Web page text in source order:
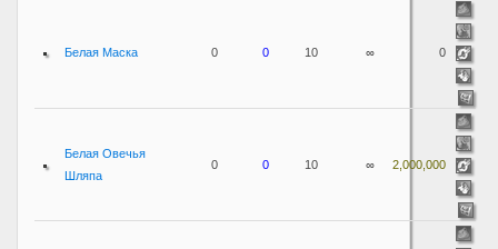
Белая Маска 0 0 10 ∞ 0
Белая Овечья
Шляпа
0 0 10 ∞ 2,000,000